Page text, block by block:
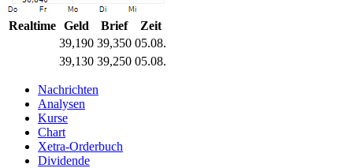
Realtime Geld Brief
Zeit
39,190 39,350 05.08.
39,130 39,250 05.08.
Nachrichten
Analysen
Kurse
Chart
Xetra-Orderbuch
Dividende